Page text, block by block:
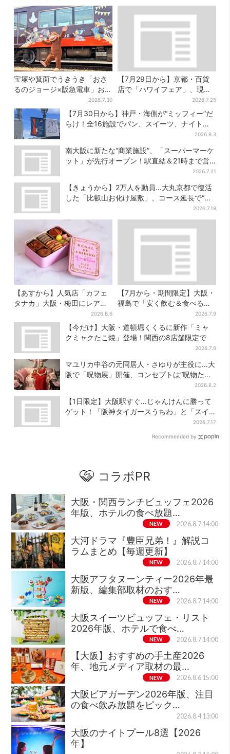
宝塚や箕面でうきうき「おさ
るのジョージ×阪急電車」お披
露目！マルーンの制服で神
戸・宝塚・京都各線に添乗
2026.7.30
【7月29日から】京都・百貨
店で「ハワイフェア」、現地
で人気のロコモコ＆数量限定
ドーナツがずらり
2026.7.25
【7月30日から】神戸・海側が“ミッフィー”だ
らけ！全16施設でパン、スイーツ、ナイトマ
2026.8.3
南大阪に新たな“商業施設”、「スーパーマーケ
ット」が先行オープン！駅直結＆21時まで営
2026.7.21
【きょうから】2万人を動員…大丸京都で復活
した「比叡山お化け屋敷」、コース延長で“怖
2026.7.18
【あすから】人気店「カフェ
タナカ」大阪・梅田にレア商
品集結…本店人気パン＆限定
クッキー缶も！ 7日間の夏イ
ベント
2026.8.6
【7月から・期間限定】大阪・
福島で「安く飲む＆食べる」
お得ワザ → 行列店のパン飲み
セット1100円など……人気店
から4選
2026.7.9
【今だけ】大阪・道頓堀くくるに新作「ミャ
クミャクたこ焼」登場！関西の8店舗限定で
2026.7.9
マユリカ中谷の元同居人・さゆりが主役に…大
阪で「呪物展」開催、コンセプトは“呪物たち
2026.8.2
【1日限定】大阪駅すぐ…じゃんけんに勝って
ゲット！「阪神タイガースうちわ」と「スイ
2026.7.17
Recommended by
コラボPR
大阪・関西ランチビュッフェ2026
年版、ホテルの食べ放題…
NEW 2026.8.7 14:00
大河ドラマ『豊臣兄弟！』解説コ
ラムまとめ【毎週更新】
NEW 2026.8.7 14:00
大阪アフタヌーンティー2026年最
新版、編集部取材のおす…
NEW 2026.8.7 14:00
大阪スイーツビュッフェ・リスト
2026年版、ホテルで食べ…
NEW 2026.8.7 14:00
【大阪】おすすめの手土産2026
年、地元メディア取材の最…
NEW 2026.8.6 15:00
大阪ビアガーデン2026年版、注目
の食べ飲み放題をピック…
2026.8.4 13:00
大阪のナイトプール8選【2026
年】